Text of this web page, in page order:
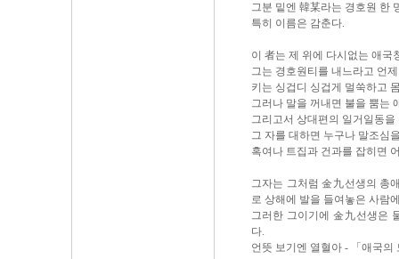
그분 밑엔 韓某라는 경호원 한
특히 이름은 감춘다.
이 者는 제 위에 다시없는 애국
그는 경호원티를 내느라고 언
키는 싱겁디 싱겁게 멀쑥하고
그러나 말을 꺼내면 불을 뿜는
그리고서 상대편의 일거일동
그 자를 대하면 누구나 말조심
혹여나 트집과 건과를 잡히면
그자는 그처럼 金九선생의 총
로 상해에 발을 들여놓은 사람
그러한 그이기에 金九선생은
다.
언뜻 보기엔 열혈아 - 「애국